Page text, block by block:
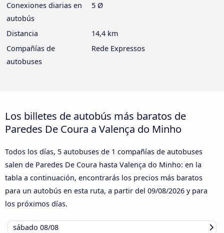
Conexiones diarias en
autobús
5 Ø
Distancia
14,4 km
Compañías de
autobuses
Rede Expressos
Los billetes de autobús más baratos de
Paredes De Coura a Valença do Minho
Todos los días, 5 autobuses de 1 compañías de autobuses
salen de Paredes De Coura hasta Valença do Minho: en la
tabla a continuación, encontrarás los precios más baratos
para un autobús en esta ruta, a partir del 09/08/2026 y para
los próximos días.
sábado 08/08